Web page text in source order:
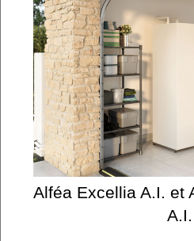
Alféa Excellia A.I. et
A.I.